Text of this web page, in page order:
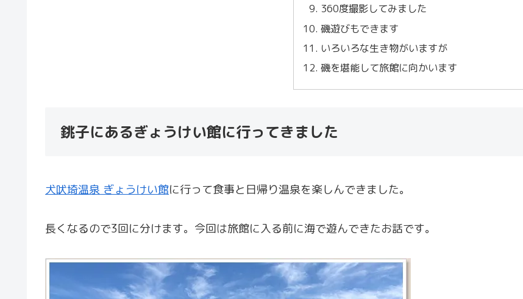
360度撮影してみました
磯遊びもできます
いろいろな生き物がいますが
磯を堪能して旅館に向かいます
銚子にあるぎょうけい館に行ってきました
犬吠埼温泉 ぎょうけい館に行って食事と日帰り温泉を楽しんできました。
長くなるので3回に分けます。今回は旅館に入る前に海で遊んできたお話です。